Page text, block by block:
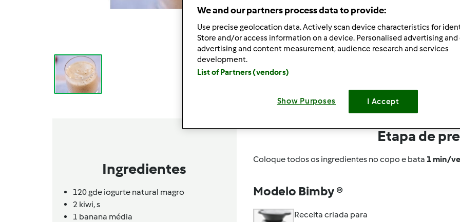
Nível
Ingredientes
120gde iogurte natural magro
2 kiwi,s
1 banana média
Etapa de
Coloque todos os ingredientes no copo e bata 1 min/
Modelo Bimby ®
Receita criada para
We and our partners process data to provide:
Use precise geolocation data. Actively scan device characteristics for
Store and/or access information on a device. Personalised advertising
advertising and content measurement, audience research and services
development.
List of Partners (vendors)
Show Purposes I Accept